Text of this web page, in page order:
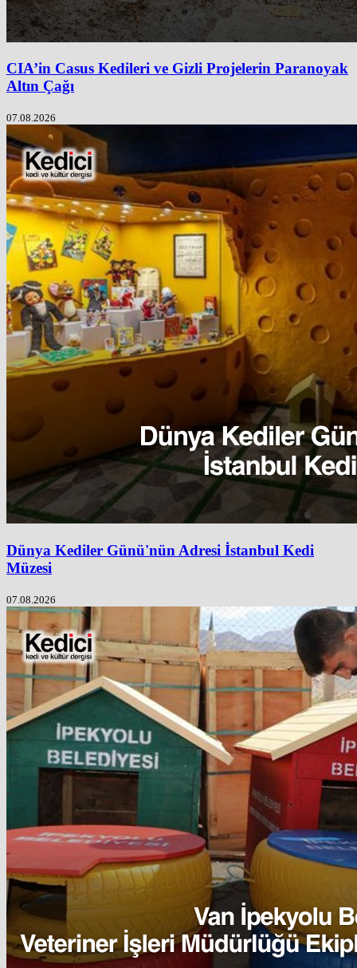
CIA’in Casus Kedileri ve Gizli Projelerin Paranoyak
Altın Çağı
07.08.2026
Dünya Kediler Günü'nün Adresi İstanbul Kedi
Müzesi
07.08.2026